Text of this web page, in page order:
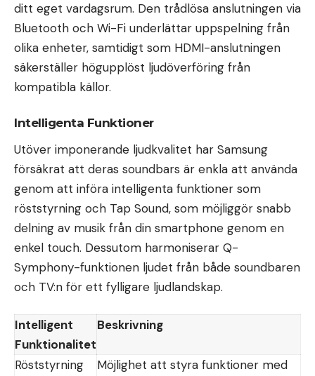
ditt eget vardagsrum. Den trådlösa anslutningen via
Bluetooth och Wi-Fi underlättar uppspelning från
olika enheter, samtidigt som HDMI-anslutningen
säkerställer högupplöst ljudöverföring från
kompatibla källor.
Intelligenta Funktioner
Utöver imponerande ljudkvalitet har Samsung
försäkrat att deras soundbars är enkla att använda
genom att införa intelligenta funktioner som
röststyrning och Tap Sound, som möjliggör snabb
delning av musik från din smartphone genom en
enkel touch. Dessutom harmoniserar Q-
Symphony-funktionen ljudet från både soundbaren
och TV:n för ett fylligare ljudlandskap.
Intelligent
Funktionalitet
Beskrivning
Röststyrning
Möjlighet att styra funktioner med